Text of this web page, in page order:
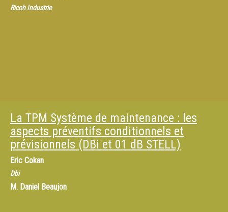
Ricoh Industrie
La TPM Système de maintenance : les
aspects préventifs conditionnels et
prévisionnels (DBi et 01 dB STELL)
Eric Cokan
Dbi
M. Daniel Beaujon